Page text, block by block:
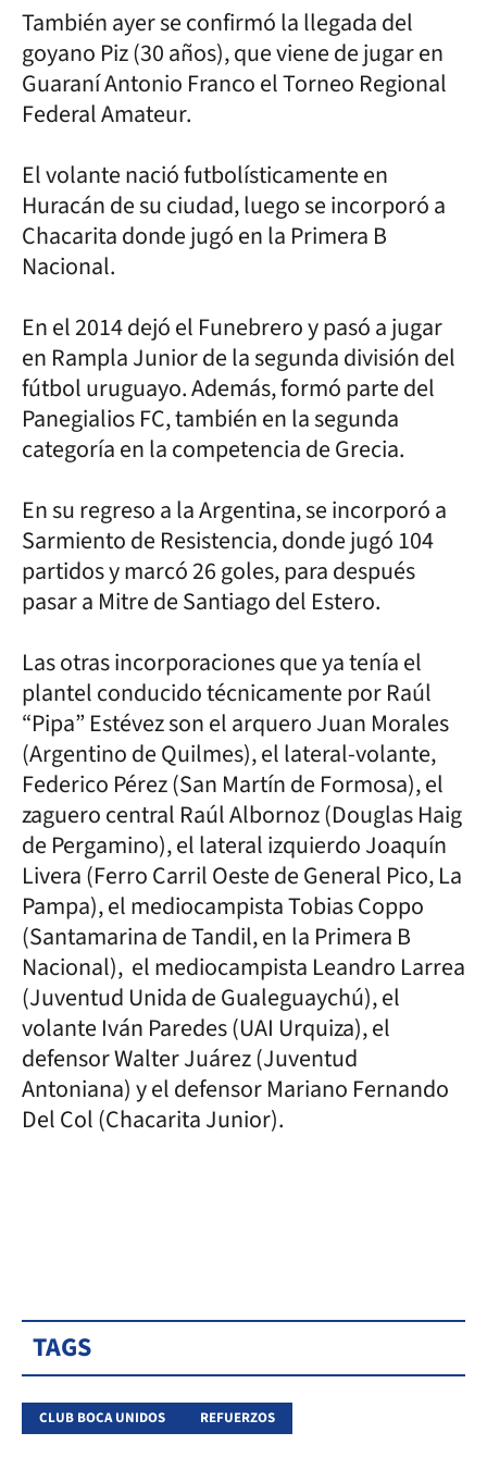
También ayer se confirmó la llegada del
goyano Piz (30 años), que viene de jugar en
Guaraní Antonio Franco el Torneo Regional
Federal Amateur.
El volante nació futbolísticamente en
Huracán de su ciudad, luego se incorporó a
Chacarita donde jugó en la Primera B
Nacional.
En el 2014 dejó el Funebrero y pasó a jugar
en Rampla Junior de la segunda división del
fútbol uruguayo. Además, formó parte del
Panegialios FC, también en la segunda
categoría en la competencia de Grecia.
En su regreso a la Argentina, se incorporó a
Sarmiento de Resistencia, donde jugó 104
partidos y marcó 26 goles, para después
pasar a Mitre de Santiago del Estero.
Las otras incorporaciones que ya tenía el
plantel conducido técnicamente por Raúl
“Pipa” Estévez son el arquero Juan Morales
(Argentino de Quilmes), el lateral-volante,
Federico Pérez (San Martín de Formosa), el
zaguero central Raúl Albornoz (Douglas Haig
de Pergamino), el lateral izquierdo Joaquín
Livera (Ferro Carril Oeste de General Pico, La
Pampa), el mediocampista Tobias Coppo
(Santamarina de Tandil, en la Primera B
Nacional), el mediocampista Leandro Larrea
(Juventud Unida de Gualeguaychú), el
volante Iván Paredes (UAI Urquiza), el
defensor Walter Juárez (Juventud
Antoniana) y el defensor Mariano Fernando
Del Col (Chacarita Junior).
TAGS
CLUB BOCA UNIDOS REFUERZOS